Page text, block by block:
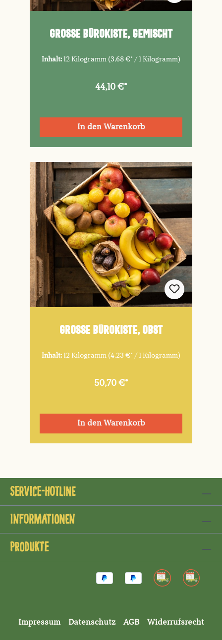
Große Bürokiste, gemischt
Inhalt: 12 Kilogramm (3,68 €* / 1 Kilogramm)
44,10 €*
In den Warenkorb
Große Bürokiste, Obst
Inhalt: 12 Kilogramm (4,23 €* / 1 Kilogramm)
50,70 €*
In den Warenkorb
Service-Hotline
Informationen
Produkte
Impressum Datenschutz AGB Widerrufsrecht